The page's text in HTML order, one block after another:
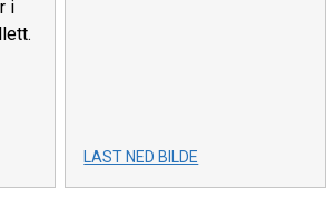
i
LAST NED BILDE